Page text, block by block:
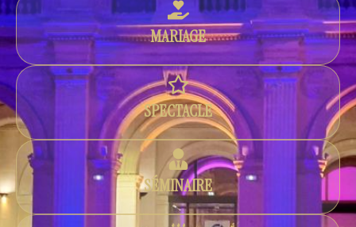
MARIAGE
SPECTACLE
SÉMINAIRE